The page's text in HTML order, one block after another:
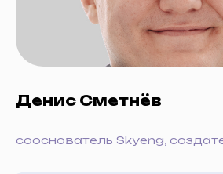
Денис Сметнёв
сооснователь Skyeng,